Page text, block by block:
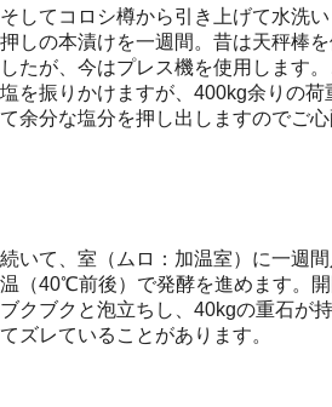
そしてコロシ樽から引き上げて水洗
押しの本漬けを一週間。昔は天秤棒を
したが、今はプレス機を使用します
塩を振りかけますが、400kg余りの荷
て余分な塩分を押し出しますのでご心
続いて、室（ムロ：加温室）に一週
温（40℃前後）で発酵を進めます。開
ブクブクと泡立ちし、40kgの重石が
てズレていることがあります。